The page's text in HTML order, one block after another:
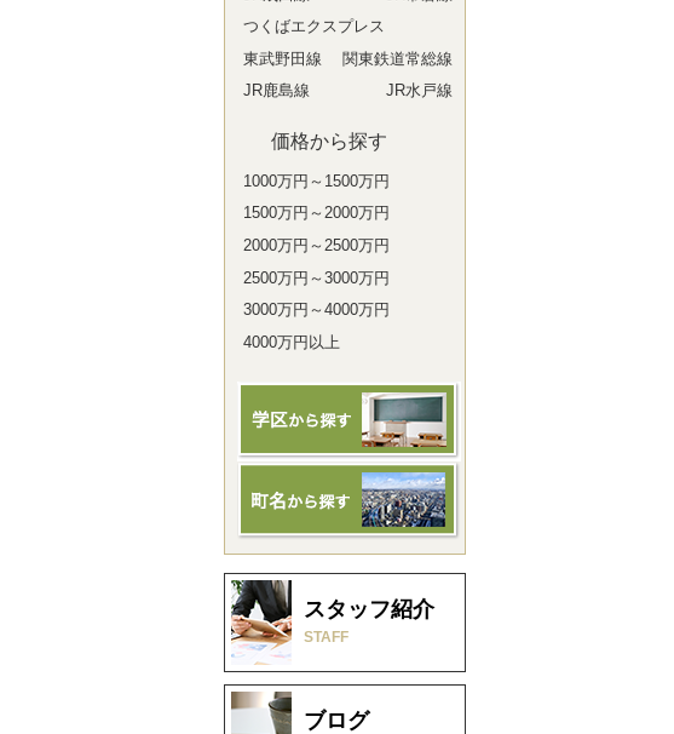
つくばエクスプレス
東武野田線
関東鉄道常総線
JR鹿島線
JR水戸線
価格から探す
1000万円～1500万円
1500万円～2000万円
2000万円～2500万円
2500万円～3000万円
3000万円～4000万円
4000万円以上
スタッフ紹介
STAFF
ブログ